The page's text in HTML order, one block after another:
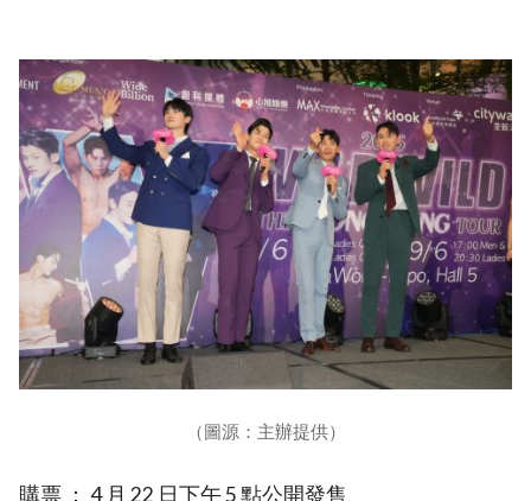
（圖源：主辦提供）
購票 ： 4 月 22 日下午 5 點公開發售